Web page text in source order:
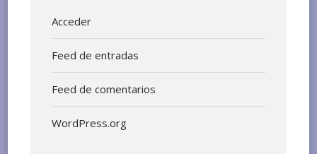
Acceder
Feed de entradas
Feed de comentarios
WordPress.org